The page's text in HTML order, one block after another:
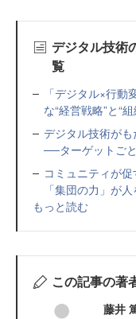
デジタル技術
覧
「デジタル×行
な“経営戦略”と“
デジタル技術が
──ターゲットご
コミュニティが
「集団の力」が
もっと読む
この記事の著
藤井